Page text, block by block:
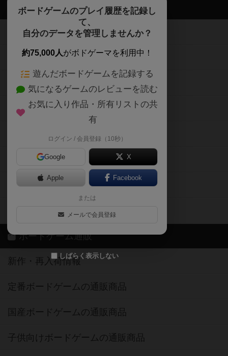
ボードゲームのプレイ履歴を記録し
て、
自分のデータを管理しませんか？
約75,000人がボドゲーマを利用中！
遊んだボードゲームを記録する
気になるゲームのレビューを読む
お気に入り作品・所有リストの共
有
ログイン / 会員登録（10秒）
Google X
Apple Facebook
または
メールで会員登録
しばらく表示しない
ボドゲーマTOP
ボードゲームを検索する
ボードゲームの新着レビュー
ボードゲーム会情報
メカニクス特集
掲示板・トピックス
ボドとも・会員一覧
ボードゲーム業界コラム
ボドゲーマご利用案内
ボードゲーム通販
新作・再入荷情報
定番ボードゲームの通販商品
国産ボードゲームの通販商品
子供向けボードゲームの通販商品